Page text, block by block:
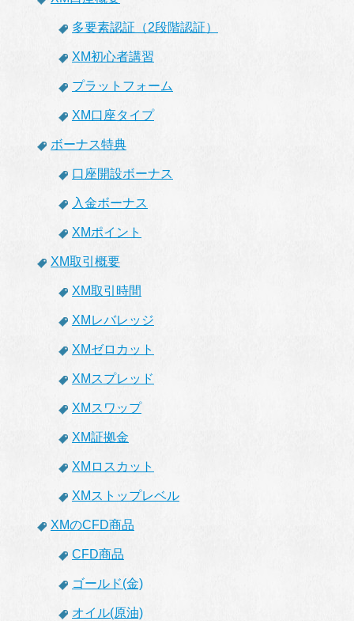
多要素認証（2段階認証）
XM初心者講習
プラットフォーム
XM口座タイプ
ボーナス特典
口座開設ボーナス
入金ボーナス
XMポイント
XM取引概要
XM取引時間
XMレバレッジ
XMゼロカット
XMスプレッド
XMスワップ
XM証拠金
XMロスカット
XMストップレベル
XMのCFD商品
CFD商品
ゴールド(金)
オイル(原油)